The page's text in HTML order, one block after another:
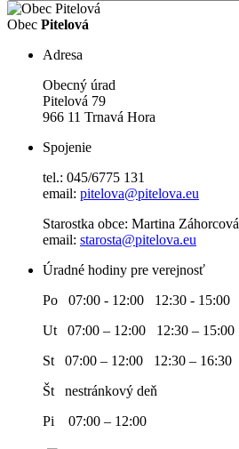
Obec Pitelová
Adresa
Obecný úrad
Pitelová 79
966 11 Trnavá Hora
Spojenie
tel.: 045/6775 131
email: pitelova@pitelova.eu
Starostka obce: Martina Záhorcová
email: starosta@pitelova.eu
Úradné hodiny pre verejnosť
Po 07:00 - 12:00 12:30 - 15:00
Ut 07:00 – 12:00 12:30 – 15:00
St 07:00 – 12:00 12:30 – 16:30
Št nestránkový deň
Pi 07:00 – 12:00